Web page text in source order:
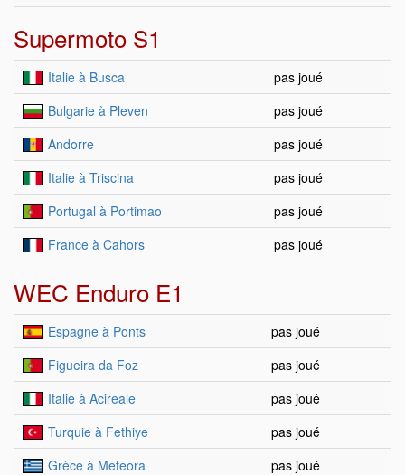
Supermoto S1
Italie à Busca
pas joué
Bulgarie à Pleven
pas joué
Andorre
pas joué
Italie à Triscina
pas joué
Portugal à Portimao
pas joué
France à Cahors
pas joué
WEC Enduro E1
Espagne à Ponts
pas joué
Figueira da Foz
pas joué
Italie à Acireale
pas joué
Turquie à Fethiye
pas joué
Grèce à Meteora
pas joué